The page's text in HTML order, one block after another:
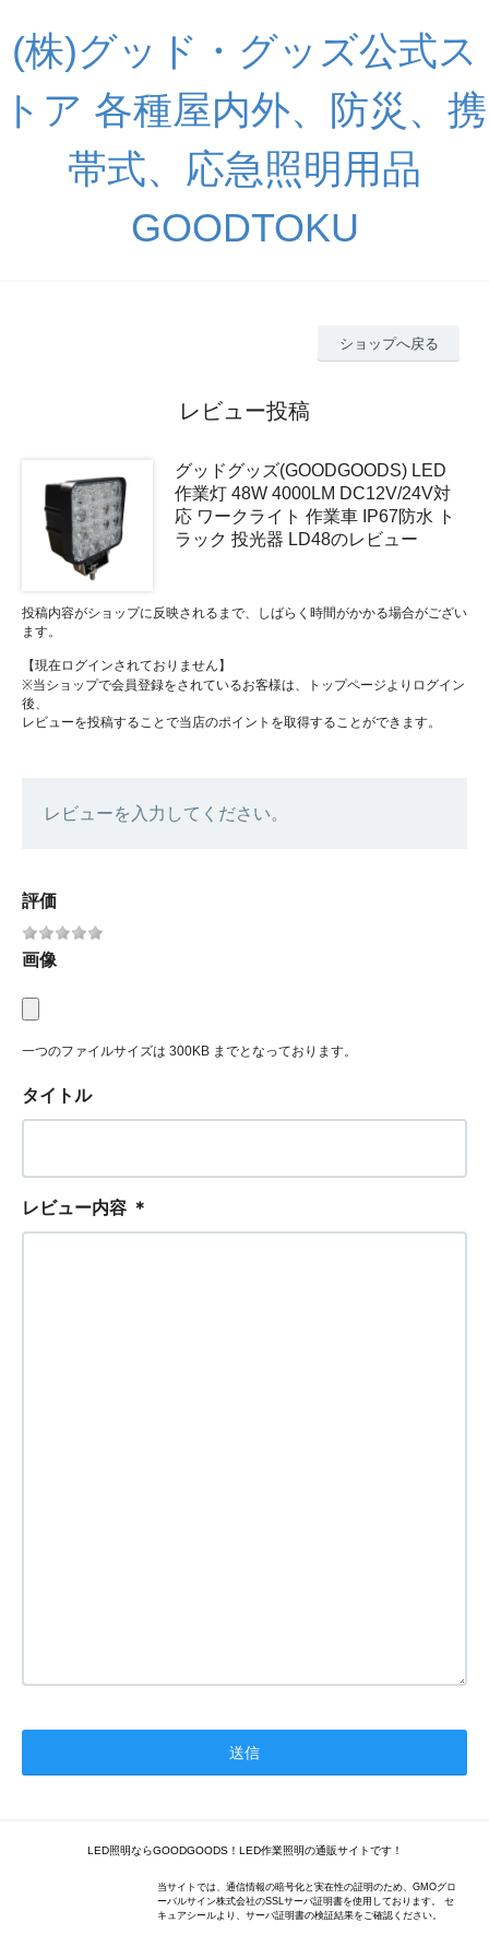
(株)グッド・グッズ公式ス
トア 各種屋内外、防災、携
帯式、応急照明用品
GOODTOKU
ショップへ戻る
レビュー投稿
グッドグッズ(GOODGOODS) LED
作業灯 48W 4000LM DC12V/24V対
応 ワークライト 作業車 IP67防水 ト
ラック 投光器 LD48のレビュー
投稿内容がショップに反映されるまで、しばらく時間がかかる場合がござい
ます。
【現在ログインされておりません】
※当ショップで会員登録をされているお客様は、トップページよりログイン
後、
レビューを投稿することで当店のポイントを取得することができます。
レビューを入力してください。
評価
画像
一つのファイルサイズは 300KB までとなっております。
タイトル
レビュー内容 ＊
LED照明ならGOODGOODS！LED作業照明の通販サイトです！
当サイトでは、通信情報の暗号化と実在性の証明のため、GMOグロ
ーバルサイン株式会社のSSLサーバ証明書を使用しております。 セ
キュアシールより、サーバ証明書の検証結果をご確認ください。